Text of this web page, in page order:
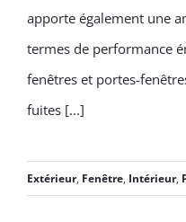
apporte également une
termes de performance
fenêtres et portes-
fuites [...]
Extérieur, Fenêtre, Intérieur,